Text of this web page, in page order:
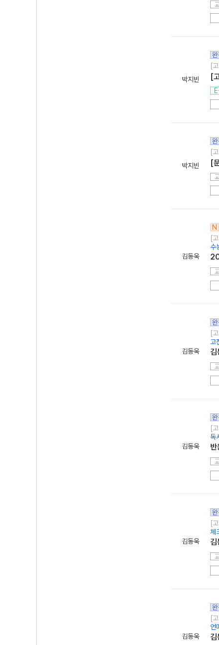
박지빈
[
[
박지빈
[
[
김동욱
N
[
수
김동욱
[
고
김
김동욱
[
독
김동욱
[
체
김
김동욱
[
언
김